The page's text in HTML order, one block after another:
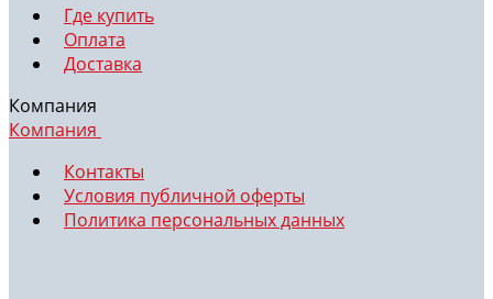
Где купить
Оплата
Доставка
Компания
Компания
Контакты
Условия публичной оферты
Политика персональных данных